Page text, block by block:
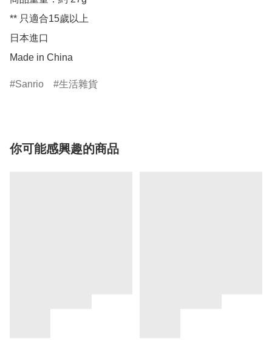
** 只適合15歲以上
日本進口
Made in China
Sanrio 生活雜貨
你可能感興趣的商品